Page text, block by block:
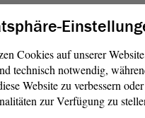
Regierung die
beibehält. Wir
neue grüne Jobs.
Braunkohleland
Anhalt im Jahr 2025 für
Cookies auf unserer
technisch notwendig,
Website zu verbessern
zur Verfügung zu